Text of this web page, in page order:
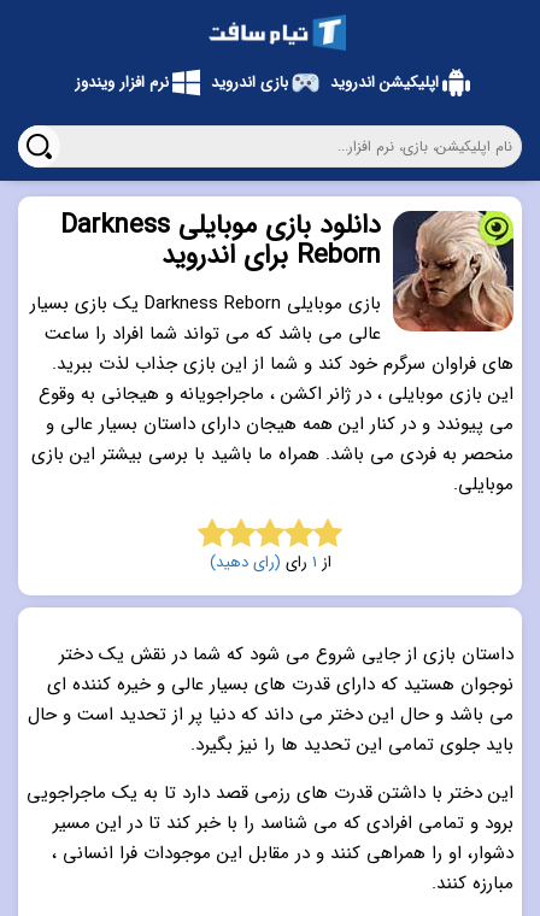
دانلود بازی موبایلی Darkness
Reborn برای اندروید
بازی موبایلی Darkness Reborn یک بازی بسیار
عالی می باشد که می تواند شما افراد را ساعت
های فراوان سرگرم خود کند و شما از این بازی جذاب لذت ببرید.
این بازی موبایلی ، در ژانر اکشن ، ماجراجویانه و هیجانی به وقوع
می پیوندد و در کنار این همه هیجان دارای داستان بسیار عالی و
منحصر به فردی می باشد. همراه ما باشید با برسی بیشتر این بازی
موبایلی.
5.0 از 5 از 1 رای (رای دهید)
داستان بازی از جایی شروع می شود که شما در نقش یک دختر
نوجوان هستید که دارای قدرت های بسیار عالی و خیره کننده ای
می باشد و حال این دختر می داند که دنیا پر از تحدید است و حال
باید جلوی تمامی این تحدید ها را نیز بگیرد.
این دختر با داشتن قدرت های رزمی قصد دارد تا به یک ماجراجویی
برود و تمامی افرادی که می شناسد را با خبر کند تا در این مسیر
دشوار، او را همراهی کنند و در مقابل این موجودات فرا انسانی ،
مبارزه کنند.
اپلیکیشن اندروید بازی اندروید نرم افزار ویندوز